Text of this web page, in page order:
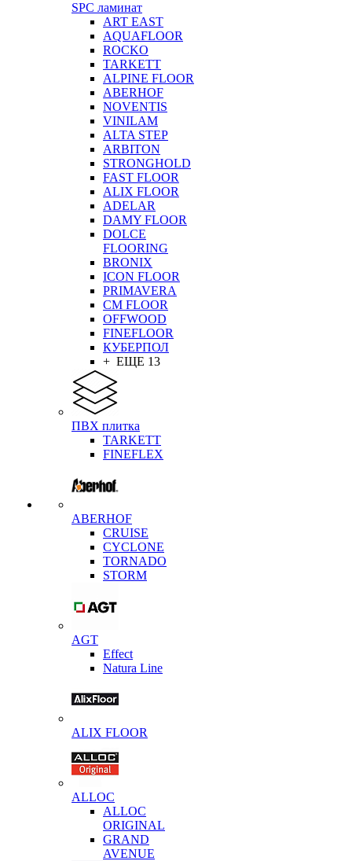
SPC ламинат
ART EAST
AQUAFLOOR
ROCKO
TARKETT
ALPINE FLOOR
ABERHOF
NOVENTIS
VINILAM
ALTA STEP
ARBITON
STRONGHOLD
FAST FLOOR
ALIX FLOOR
ADELAR
DAMY FLOOR
DOLCE
FLOORING
BRONIX
ICON FLOOR
PRIMAVERA
CM FLOOR
OFFWOOD
FINEFLOOR
КУБЕРПОЛ
+ ЕЩЕ 13
ПВХ плитка
TARKETT
FINEFLEX
ABERHOF
CRUISE
CYCLONE
TORNADO
STORM
AGT
Effect
Natura Line
ALIX FLOOR
ALLOC
ALLOC
ORIGINAL
GRAND
AVENUE